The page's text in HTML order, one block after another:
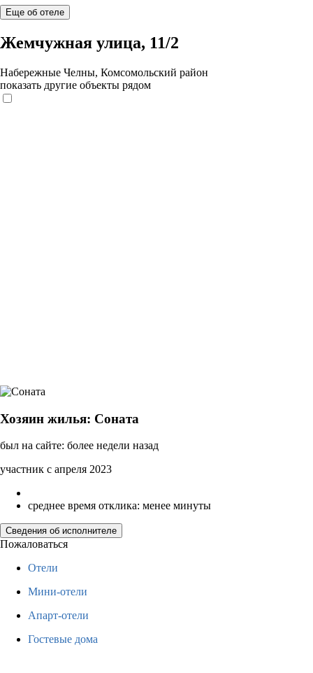
Еще об отеле
Жемчужная улица, 11/2
Набережные Челны, Комсомольский район
показать другие объекты рядом
Хозяин жилья: Соната
был на сайте: более недели назад
участник с апреля 2023
среднее время отклика: менее минуты
Сведения об исполнителе
Пожаловаться
Отели
Мини-отели
Апарт-отели
Гостевые дома